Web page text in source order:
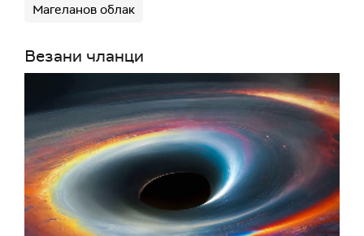
Магеланов облак
Везани чланци